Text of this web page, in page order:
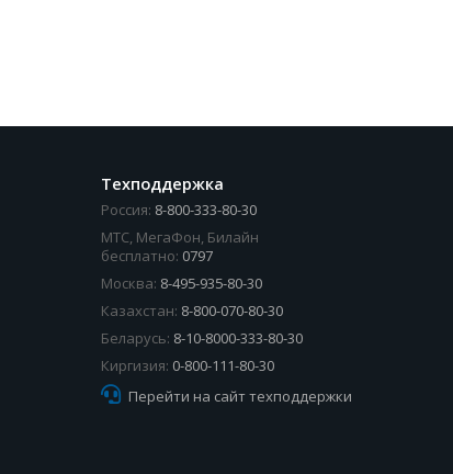
Техподдержка
Россия: 8-800-333-80-30
МТС, МегаФон, Билайн
бесплатно: 0797
Москва: 8-495-935-80-30
Казахстан: 8-800-070-80-30
Беларусь: 8-10-8000-333-80-30
Киргизия: 0-800-111-80-30
Перейти на сайт техподдержки